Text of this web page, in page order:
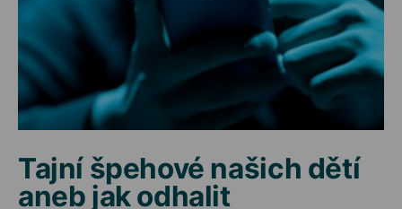
Tajní špehové našich dětí
aneb jak odhalit